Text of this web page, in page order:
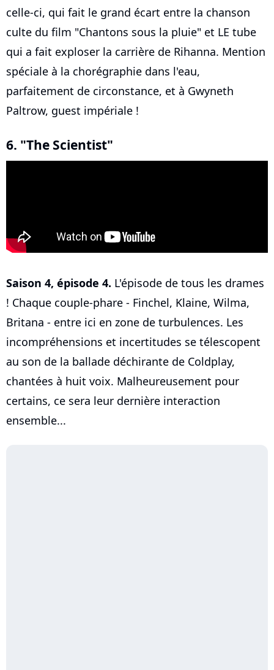
celle-ci, qui fait le grand écart entre la chanson
culte du film "Chantons sous la pluie" et LE tube
qui a fait exploser la carrière de Rihanna. Mention
spéciale à la chorégraphie dans l'eau,
parfaitement de circonstance, et à Gwyneth
Paltrow, guest impériale !
6. "The Scientist"
Saison 4, épisode 4. L'épisode de tous les drames
! Chaque couple-phare - Finchel, Klaine, Wilma,
Britana - entre ici en zone de turbulences. Les
incompréhensions et incertitudes se télescopent
au son de la ballade déchirante de Coldplay,
chantées à huit voix. Malheureusement pour
certains, ce sera leur dernière interaction
ensemble...